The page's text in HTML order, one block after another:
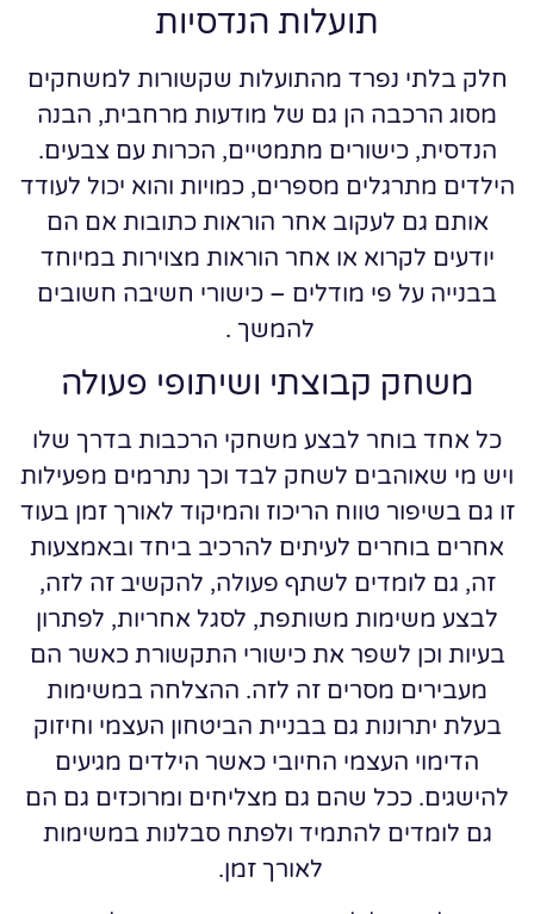
תועלות הנדסיות
חלק בלתי נפרד מהתועלות שקשורות למשחקים
מסוג הרכבה הן גם של מודעות מרחבית, הבנה
הנדסית, כישורים מתמטיים, הכרות עם צבעים.
הילדים מתרגלים מספרים, כמויות והוא יכול לעודד
אותם גם לעקוב אחר הוראות כתובות אם הם
יודעים לקרוא או אחר הוראות מצוירות במיוחד
בבנייה על פי מודלים – כישורי חשיבה חשובים
להמשך .
משחק קבוצתי ושיתופי פעולה
כל אחד בוחר לבצע משחקי הרכבות בדרך שלו
ויש מי שאוהבים לשחק לבד וכך נתרמים מפעילות
זו גם בשיפור טווח הריכוז והמיקוד לאורך זמן בעוד
אחרים בוחרים לעיתים להרכיב ביחד ובאמצעות
זה, גם לומדים לשתף פעולה, להקשיב זה לזה,
לבצע משימות משותפת, לסגל אחריות, לפתרון
בעיות וכן לשפר את כישורי התקשורת כאשר הם
מעבירים מסרים זה לזה. ההצלחה במשימות
בעלת יתרונות גם בבניית הביטחון העצמי וחיזוק
הדימוי העצמי החיובי כאשר הילדים מגיעים
להישגים. ככל שהם גם מצליחים ומרוכזים גם הם
גם לומדים להתמיד ולפתח סבלנות במשימות
לאורך זמן.